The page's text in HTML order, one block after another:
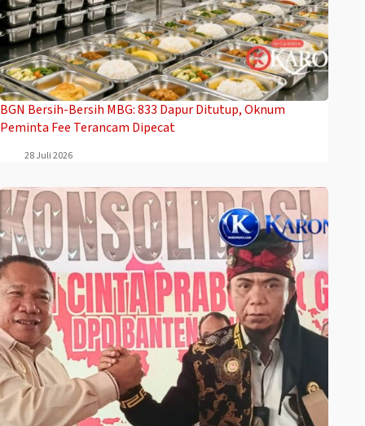
BGN Bersih-Bersih MBG: 833 Dapur Ditutup, Oknum
Peminta Fee Terancam Dipecat
28 Juli 2026